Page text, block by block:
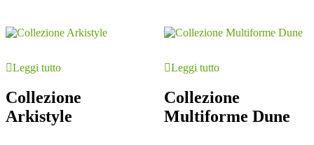
Leggi tutto
Collezione
Arkistyle
Leggi tutto
Collezione
Multiforme Dune